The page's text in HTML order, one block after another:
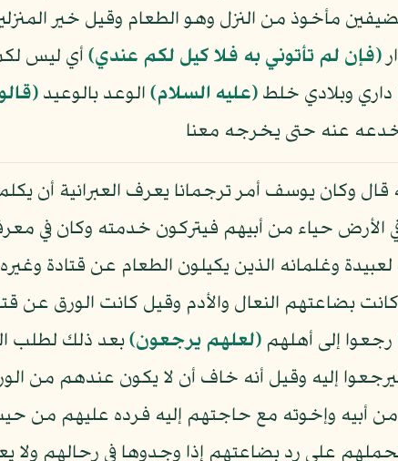
مأخوذ من النزل وهو الطعام وقيل خير
﴿فإن لم تأتوني به فلا كيل لكم عندي﴾ أي ليس
داري وبلادي خلط (عليه السلام) الوعد بالوعيد
عنه حتى يخرجه معنا
قال وكان يوسف أمر ترجمانا يعرف العبرانية أن
الأرض حياء من أبيهم فيتركون خدمته وكان في
وغلمانه الذين يكيلون الطعام عن قتادة
بضاعتهم النعال والأدم وقيل كانت الورق عن
إلى أهلهم ﴿لعلهم يرجعون﴾بعد ذلك لطلب
إليه وقيل أنه خاف أن لا يكون عندهم من
أبيه وإخوته مع حاجتهم إليه فرده عليهم من
على رد بضاعتهم إذا وجدوها في رحالهم ولا